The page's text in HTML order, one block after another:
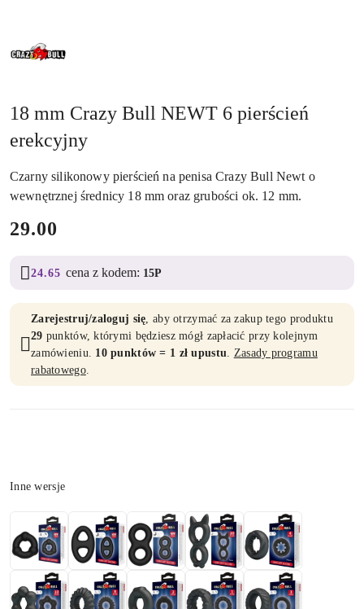
BULL
18 mm Crazy Bull NEWT 6 pierścień
erekcyjny
Czarny silikonowy pierścień na penisa Crazy Bull Newt o
wewnętrznej średnicy 18 mm oraz grubości ok. 12 mm.
cena:
29.00
24.65 cena z kodem: 15P
Zarejestruj/zaloguj się, aby otrzymać za zakup tego produktu
29 punktów, którymi będziesz mógł zapłacić przy kolejnym
zamówieniu. 10 punktów = 1 zł upustu. Zasady programu
rabatowego.
Wariant
Inne wersje